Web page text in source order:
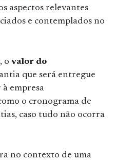
aspectos relevantes
e contemplados no
o valor do
que será entregue
empresa
o cronograma de
caso tudo não ocorra
no contexto de uma